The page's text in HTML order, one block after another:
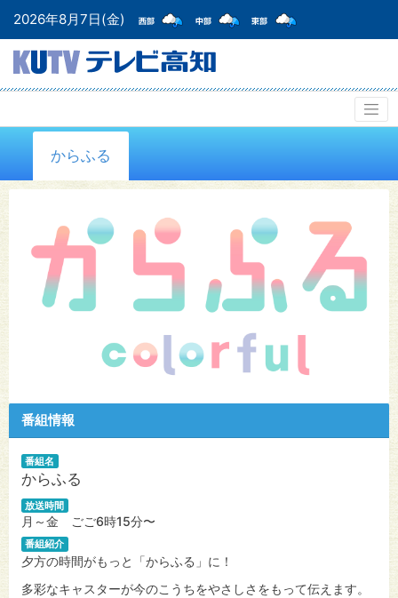
2026年8月7日(金)
からふる
番組情報
番組名
からふる
放送時間
月～金 ごご6時15分〜
番組紹介
夕方の時間がもっと「からふる」に！
多彩なキャスターが今のこうちをやさしさをもって伝えます。